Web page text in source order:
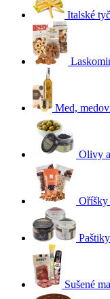
Italské
Med,
Olivy
Oříšky
Sušené